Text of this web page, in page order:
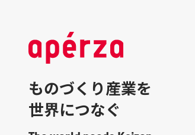
ものづくり産業を
世界につなぐ